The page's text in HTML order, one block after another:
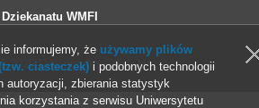
WMFI
2026 Uniwersytet Gdański
informujemy, że używamy plików
ciasteczek) i podobnych technologii
autoryzacji, zbierania statystyk
korzystania z serwisu Uniwersytetu